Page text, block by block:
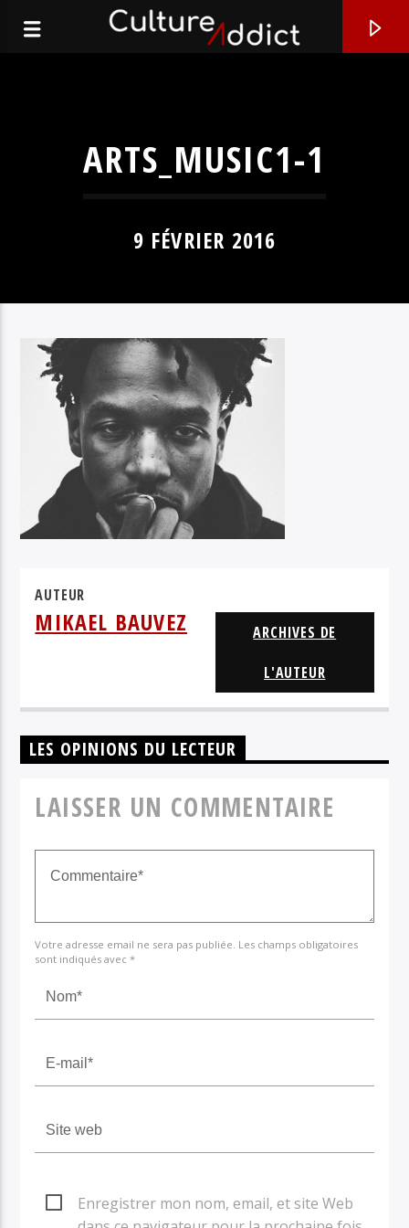
EN CE MOMENT
PSDT
VICKIE CHERIE
ARTS_MUSIC1-1
9 FÉVRIER 2016
AUTEUR
MIKAEL BAUVEZ
ARCHIVES DE
L'AUTEUR
LES OPINIONS DU LECTEUR
LAISSER UN COMMENTAIRE
Votre adresse email ne sera pas publiée. Les champs obligatoires
sont indiqués avec *
Enregistrer mon nom, email, et site Web